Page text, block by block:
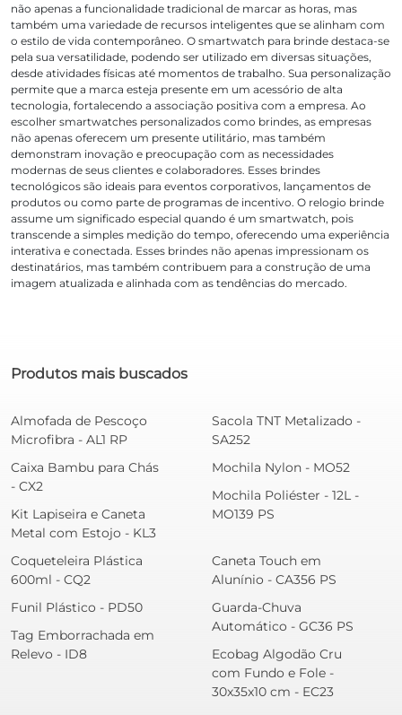
não apenas a funcionalidade tradicional de marcar as horas, mas
também uma variedade de recursos inteligentes que se alinham com
o estilo de vida contemporâneo. O smartwatch para brinde destaca-se
pela sua versatilidade, podendo ser utilizado em diversas situações,
desde atividades físicas até momentos de trabalho. Sua personalização
permite que a marca esteja presente em um acessório de alta
tecnologia, fortalecendo a associação positiva com a empresa. Ao
escolher smartwatches personalizados como brindes, as empresas
não apenas oferecem um presente utilitário, mas também
demonstram inovação e preocupação com as necessidades
modernas de seus clientes e colaboradores. Esses brindes
tecnológicos são ideais para eventos corporativos, lançamentos de
produtos ou como parte de programas de incentivo. O relogio brinde
assume um significado especial quando é um smartwatch, pois
transcende a simples medição do tempo, oferecendo uma experiência
interativa e conectada. Esses brindes não apenas impressionam os
destinatários, mas também contribuem para a construção de uma
imagem atualizada e alinhada com as tendências do mercado.
Produtos mais buscados
Almofada de Pescoço
Microfibra - AL1 RP
Caixa Bambu para Chás
- CX2
Kit Lapiseira e Caneta
Metal com Estojo - KL3
Sacola TNT Metalizado -
SA252
Mochila Nylon - MO52
Mochila Poliéster - 12L -
MO139 PS
Coqueteleira Plástica
600ml - CQ2
Funil Plástico - PD50
Tag Emborrachada em
Relevo - ID8
Caneta Touch em
Alunínio - CA356 PS
Guarda-Chuva
Automático - GC36 PS
Ecobag Algodão Cru
com Fundo e Fole -
30x35x10 cm - EC23